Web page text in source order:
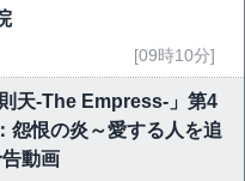
[09時10分]
天-The Empress-」第4
怨恨の炎～愛する人を追
動画